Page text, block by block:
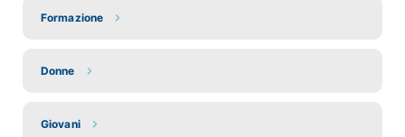
Formazione
Donne
Giovani